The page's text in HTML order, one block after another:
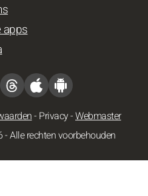
apps
- Privacy-Webmaster
Alle rechten voorbehouden